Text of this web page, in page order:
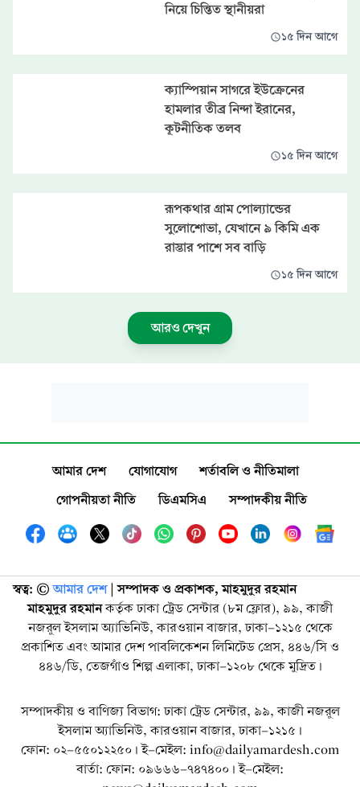
নিয়ে চিন্তিত স্থানীয়রা
১৫ দিন আগে
ক্যাস্পিয়ান সাগরে ইউক্রেনের
হামলার তীব্র নিন্দা ইরানের,
কূটনীতিক তলব
১৫ দিন আগে
রূপকথার গ্রাম পোল্যান্ডের
সুলোশোভা, যেখানে ৯ কিমি এক
রাস্তার পাশে সব বাড়ি
১৫ দিন আগে
আরও দেখুন
আমার দেশ যোগাযোগ
শর্তাবলি ও নীতিমালা
গোপনীয়তা নীতি
ডিএমসিএ সম্পাদকীয় নীতি
স্বত্ব: ©️ আমার দেশ| সম্পাদক ও প্রকাশক, মাহমুদুর রহমান
মাহমুদুর রহমানকর্তৃক ঢাকা ট্রেড সেন্টার (৮ম ফ্লোর), ৯৯, কাজী
নজরুল ইসলাম অ্যাভিনিউ, কারওয়ান বাজার, ঢাকা-১২১৫ থেকে
প্রকাশিত এবং আমার দেশ পাবলিকেশন লিমিটেড প্রেস, ৪৪৬/সি ও
৪৪৬/ডি, তেজগাঁও শিল্প এলাকা, ঢাকা-১২০৮ থেকে মুদ্রিত।
সম্পাদকীয় ও বাণিজ্য বিভাগ: ঢাকা ট্রেড সেন্টার, ৯৯, কাজী নজরুল
ইসলাম অ্যাভিনিউ, কারওয়ান বাজার, ঢাকা-১২১৫।
ফোন: ০২-৫৫০১২২৫০। ই-মেইল: info@dailyamardesh.com
বার্তা: ফোন: ০৯৬৬৬-৭৪৭৪০০। ই-মেইল: